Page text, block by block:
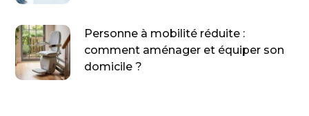
Personne à mobilité réduite :
comment aménager et équiper son
domicile ?